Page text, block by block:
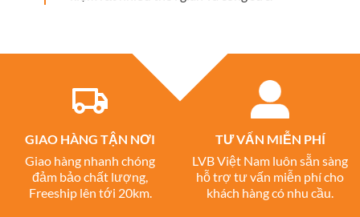
GIAO HÀNG TẬN NƠI
Giao hàng nhanh chóng
đảm bảo chất lượng,
Freeship lên tới 20km.
TƯ VẤN MIỄN PHÍ
LVB Việt Nam luôn sẵn sàng
hỗ trợ tư vấn miễn phí cho
khách hàng có nhu cầu.